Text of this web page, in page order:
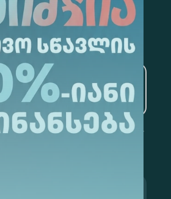
ინტელექტი
ანალიტიკა